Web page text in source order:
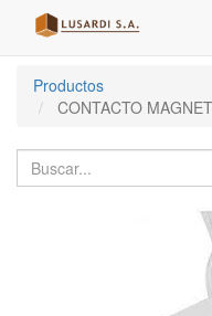
Productos
CONTACTO